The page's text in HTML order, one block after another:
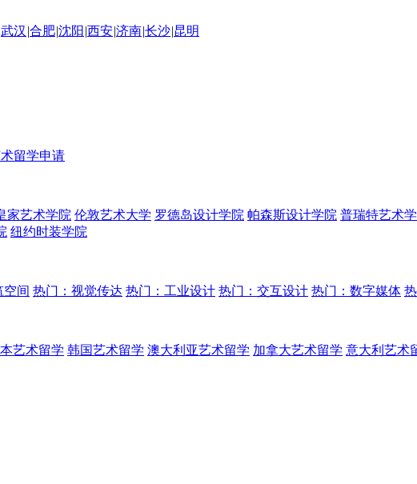
武汉 |合肥|沈阳 |西安|济南|长沙|昆明
留学申请
家艺术学院 伦敦艺术大学 罗德岛设计学院 帕森斯设计学院 普瑞特艺术
纽约时装学院
空间 热门：视觉传达 热门：工业设计 热门：交互设计 热门：数字媒体
艺术留学 韩国艺术留学 澳大利亚艺术留学 加拿大艺术留学 意大利艺术